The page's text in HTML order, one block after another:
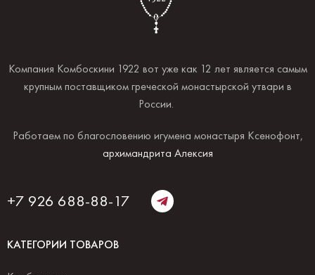
Компания Комбоскини 1922 вот уже как 12 лет является самым
крупным поставщиком греческой монастырской утвари в
России.
Работаем по благословению игумена монастыря Ксенофонт,
архимандрита Алексия
+7 926 688-88-17
КАТЕГОРИИ ТОВАРОВ